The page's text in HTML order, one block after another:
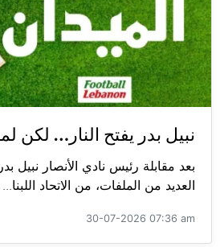
نبيل بدر يفتح النار… لكن
بعد مقابلة رئيس نادي الأنصار نبيل
العديد من الملفات، من الاتحاد اللبنا...
30-07-2026 07:36 am